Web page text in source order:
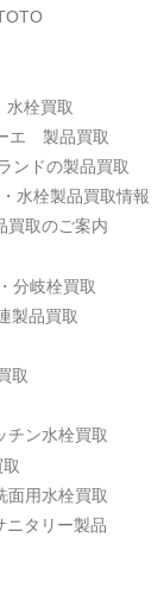
水栓買取
エ 製品買取
ンドの製品買取
水栓製品買取情報
買取のご案内
分岐栓買取
製品買取
取
チン水栓買取
面用水栓買取
ニタリー製品